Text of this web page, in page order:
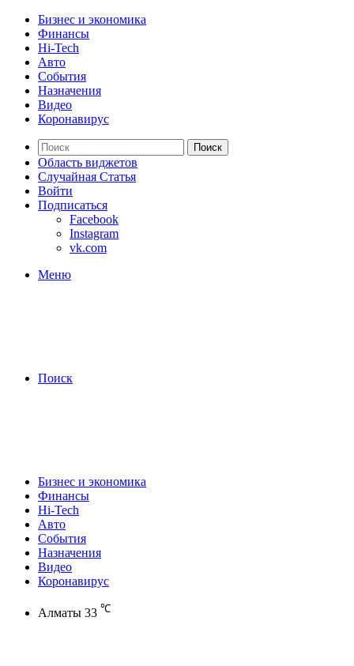
Бизнес и экономика
Финансы
Hi-Tech
Авто
События
Назначения
Видео
Коронавирус
Поиск
Область виджетов
Случайная Статья
Войти
Подписаться
Facebook
Instagram
vk.com
Меню
Поиск
Бизнес и экономика
Финансы
Hi-Tech
Авто
События
Назначения
Видео
Коронавирус
Алматы 33 ℃